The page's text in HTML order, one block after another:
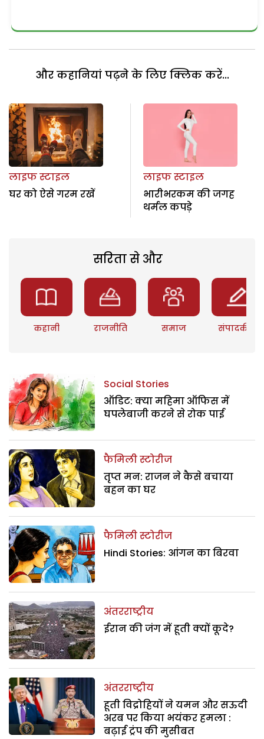
और कहानियां पढ़ने के लिए क्लिक करें...
लाइफ स्टाइल
घर को ऐसे गरम रखें
लाइफ स्टाइल
भारीभरकम की जगह
थर्मल कपड़े
सरिता से और
कहानी राजनीति समाज संपादकीय
Social Stories
ऑडिट: क्या महिमा ऑफिस में
घपलेबाजी करने से रोक पाई
फैमिली स्टोरीज
तृप्त मन: राजन ने कैसे बचाया
बहन का घर
फैमिली स्टोरीज
Hindi Stories: आंगन का बिरवा
अंतरराष्ट्रीय
ईरान की जंग में हूती क्यों कूदे?
अंतरराष्ट्रीय
हूती विद्रोहियों ने यमन और सऊदी
अरब पर किया भयंकर हमला :
बढ़ाई ट्रंप की मुसीबत